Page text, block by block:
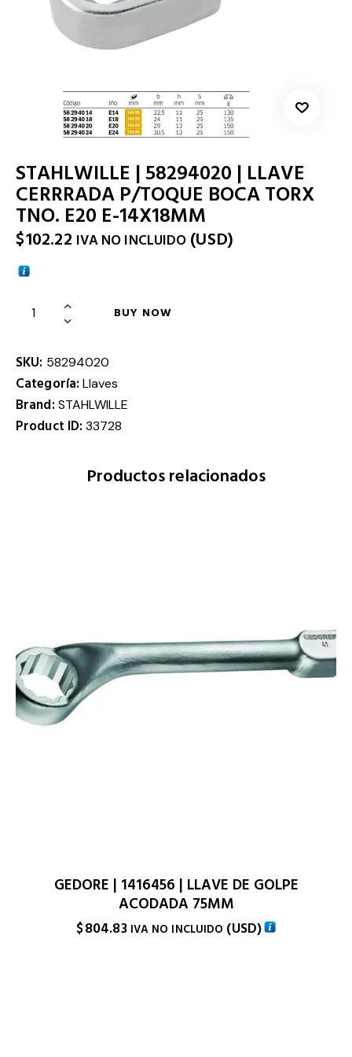
STAHLWILLE | 58294020 | LLAVE
CERRRADA P/TOQUE BOCA TORX
TNO. E20 E-14X18MM
$102.22 IVA NO INCLUIDO (USD)
BUY NOW
SKU: 58294020
Categoría:Llaves
Brand: STAHLWILLE
Product ID:33728
Productos relacionados
GEDORE | 1416456 | LLAVE DE GOLPE
ACODADA 75MM
$804.83 IVA NO INCLUIDO (USD)